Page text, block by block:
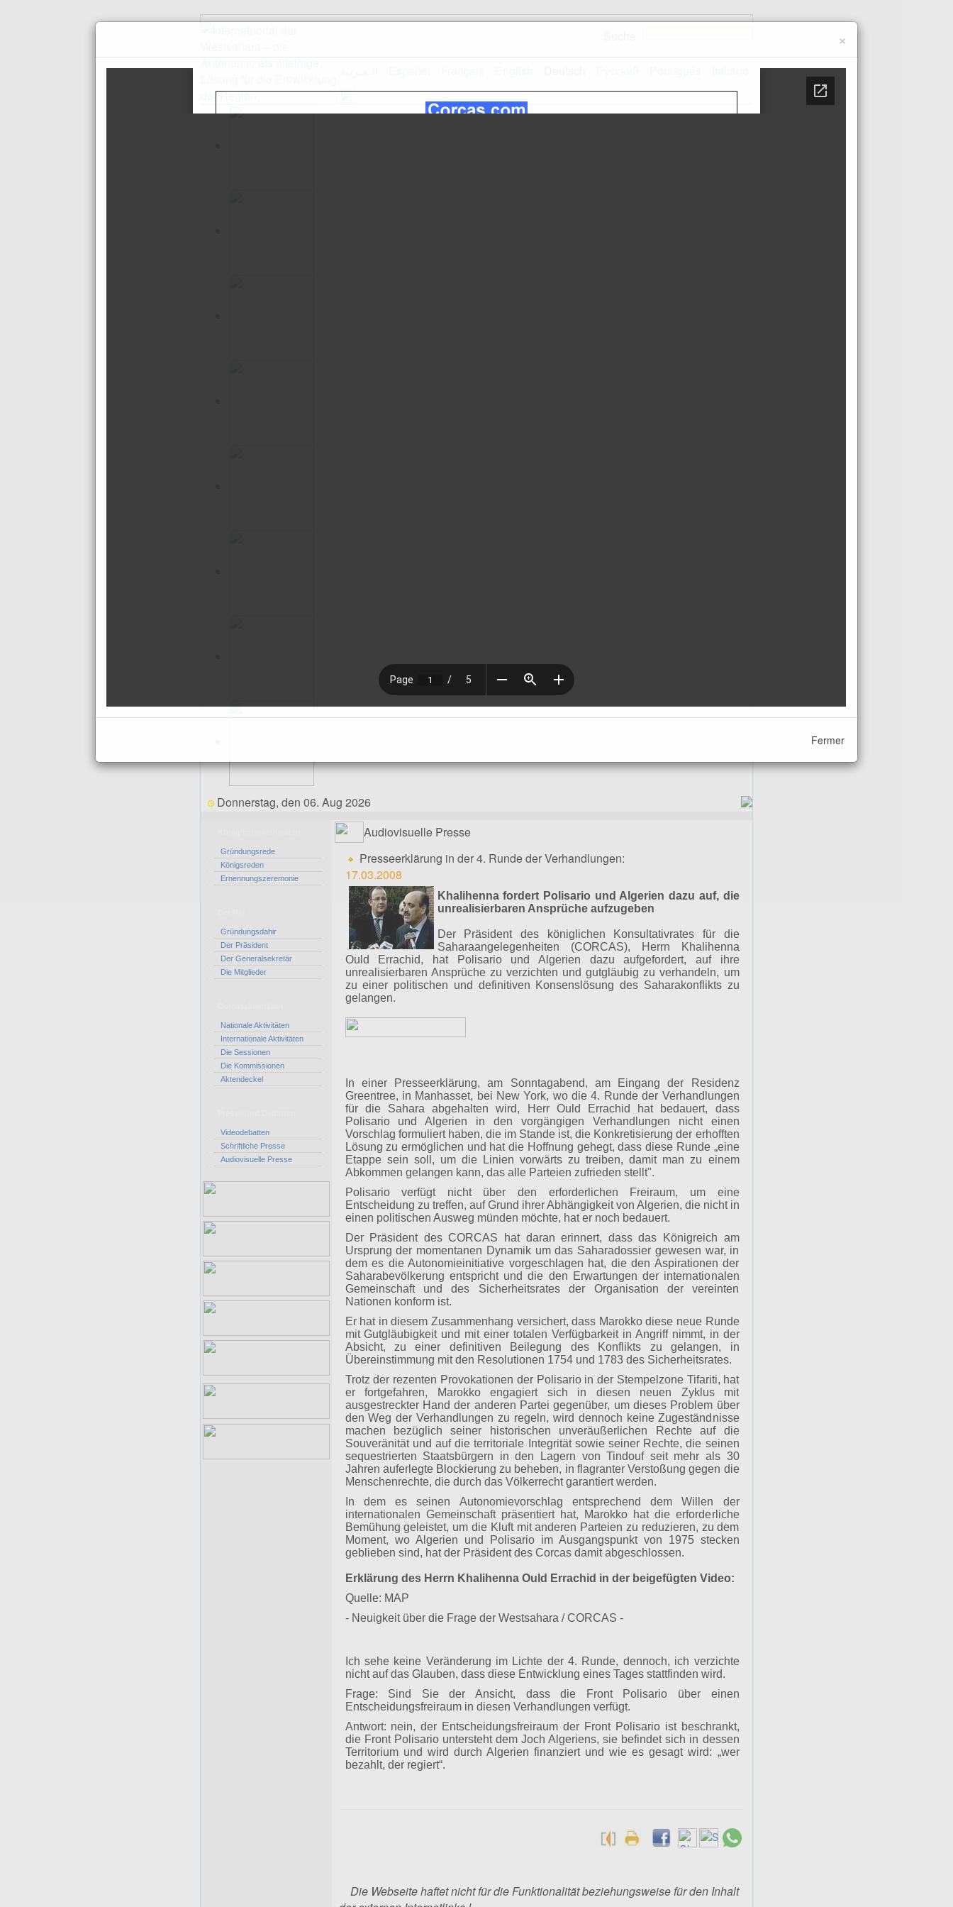
Donnerstag, den 06. Aug 2026
Gründungsrede
Königsreden
Ernennungszeremonie
Gründungsdahir
Der Präsident
Der Generalsekretär
Die Mitglieder
Nationale Aktivitäten
Internationale Aktivitäten
Die Sessionen
Die Kommissionen
Aktendeckel
Videodebatten
Schriftliche Presse
Audiovisuelle Presse
Audiovisuelle Presse
Presseerklärung in der 4. Runde der Verhandlungen:
17.03.2008
Khalihenna fordert Polisario und Algerien dazu auf, die
unrealisierbaren Ansprüche aufzugeben
Der Präsident des königlichen Konsultativrates für die
Saharaangelegenheiten (CORCAS), Herrn Khalihenna
Ould Errachid, hat Polisario und Algerien dazu aufgefordert, auf ihre
unrealisierbaren Ansprüche zu verzichten und gutgläubig zu verhandeln, um
zu einer politischen und definitiven Konsenslösung des Saharakonflikts zu
gelangen.
In einer Presseerklärung, am Sonntagabend, am Eingang der Residenz
Greentree, in Manhasset, bei New York, wo die 4. Runde der Verhandlungen
für die Sahara abgehalten wird, Herr Ould Errachid hat bedauert, dass
Polisario und Algerien in den vorgängigen Verhandlungen nicht einen
Vorschlag formuliert haben, die im Stande ist, die Konkretisierung der erhofften
Lösung zu ermöglichen und hat die Hoffnung gehegt, dass diese Runde „eine
Etappe sein soll, um die Linien vorwärts zu treiben, damit man zu einem
Abkommen gelangen kann, das alle Parteien zufrieden stellt".
Polisario verfügt nicht über den erforderlichen Freiraum, um eine
Entscheidung zu treffen, auf Grund ihrer Abhängigkeit von Algerien, die nicht in
einen politischen Ausweg münden möchte, hat er noch bedauert.
Der Präsident des CORCAS hat daran erinnert, dass das Königreich am
Ursprung der momentanen Dynamik um das Saharadossier gewesen war, in
dem es die Autonomieinitiative vorgeschlagen hat, die den Aspirationen der
Saharabevölkerung entspricht und die den Erwartungen der internationalen
Gemeinschaft und des Sicherheitsrates der Organisation der vereinten
Nationen konform ist.
Er hat in diesem Zusammenhang versichert, dass Marokko diese neue Runde
mit Gutgläubigkeit und mit einer totalen Verfügbarkeit in Angriff nimmt, in der
Absicht, zu einer definitiven Beilegung des Konflikts zu gelangen, in
Übereinstimmung mit den Resolutionen 1754 und 1783 des Sicherheitsrates.
Trotz der rezenten Provokationen der Polisario in der Stempelzone Tifariti, hat
er fortgefahren, Marokko engagiert sich in diesen neuen Zyklus mit
ausgestreckter Hand der anderen Partei gegenüber, um dieses Problem über
den Weg der Verhandlungen zu regeln, wird dennoch keine Zugeständnisse
machen bezüglich seiner historischen unveräußerlichen Rechte auf die
Souveränität und auf die territoriale Integrität sowie seiner Rechte, die seinen
sequestrierten Staatsbürgern in den Lagern von Tindouf seit mehr als 30
Jahren auferlegte Blockierung zu beheben, in flagranter Verstoßung gegen die
Menschenrechte, die durch das Völkerrecht garantiert werden.
In dem es seinen Autonomievorschlag entsprechend dem Willen der
internationalen Gemeinschaft präsentiert hat, Marokko hat die erforderliche
Bemühung geleistet, um die Kluft mit anderen Parteien zu reduzieren, zu dem
Moment, wo Algerien und Polisario im Ausgangspunkt von 1975 stecken
geblieben sind, hat der Präsident des Corcas damit abgeschlossen.
Erklärung des Herrn Khalihenna Ould Errachid in der beigefügten Video:
Quelle: MAP
- Neuigkeit über die Frage der Westsahara / CORCAS -
Ich sehe keine Veränderung im Lichte der 4. Runde, dennoch, ich verzichte
nicht auf das Glauben, dass diese Entwicklung eines Tages stattfinden wird.
Frage: Sind Sie der Ansicht, dass die Front Polisario über einen
Entscheidungsfreiraum in diesen Verhandlungen verfügt.
Antwort: nein, der Entscheidungsfreiraum der Front Polisario ist beschrankt,
die Front Polisario untersteht dem Joch Algeriens, sie befindet sich in dessen
Territorium und wird durch Algerien finanziert und wie es gesagt wird: „wer
bezahlt, der regiert“.
Die Webseite haftet nicht für die Funktionalität beziehungsweise für den Inhalt
×
Fermer